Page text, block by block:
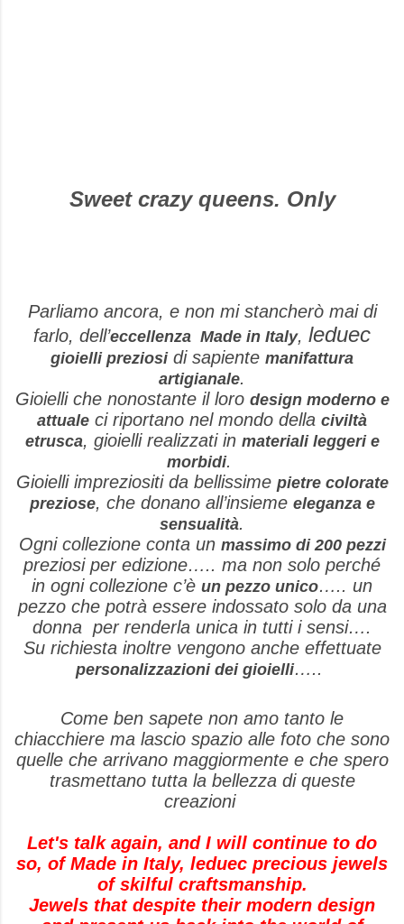
Sweet crazy queens. Only
Parliamo ancora, e non mi stancherò mai di
farlo, dell’eccellenza Made in Italy, leduec
gioielli preziosidi sapiente manifattura
artigianale.
Gioielli che nonostante il loro design moderno e
attuale ci riportano nel mondo della civiltà
etrusca, gioielli realizzati in materiali leggeri e
morbidi.
Gioielli impreziositi da bellissime pietre colorate
preziose, che donano all’insieme eleganza e
sensualità.
Ogni collezione conta un massimo di 200 pezzi
preziosi per edizione….. ma non solo perché
in ogni collezione c’è un pezzo unico….. un
pezzo che potrà essere indossato solo da una
donna per renderla unica in tutti i sensi….
Su richiesta inoltre vengono anche effettuate
personalizzazioni dei gioielli…..
Come ben sapete non amo tanto le
chiacchiere ma lascio spazio alle foto che sono
quelle che arrivano maggiormente e che spero
trasmettano tutta la bellezza di queste
creazioni
Let's talk again, and I will continue to do
so, of Made in Italy, leduec precious jewels
of skilful craftsmanship.
Jewels that despite their modern design